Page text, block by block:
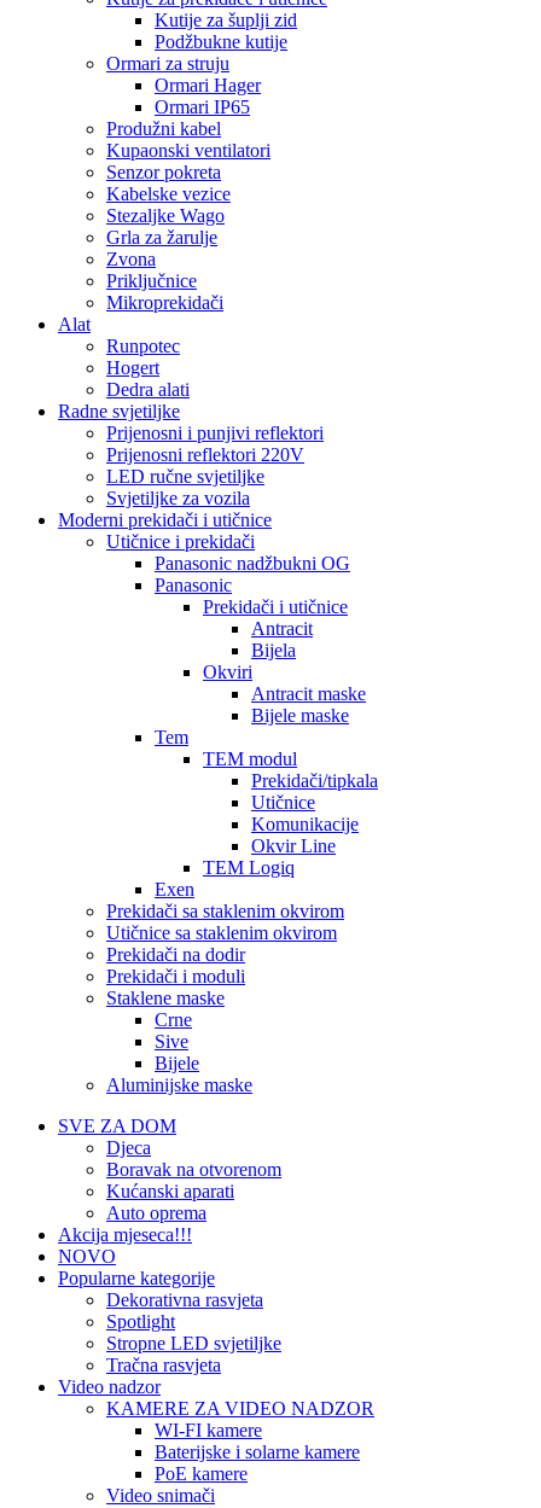
Kutije za šuplji zid
Podžbukne kutije
Ormari za struju
Ormari Hager
Ormari IP65
Produžni kabel
Kupaonski ventilatori
Senzor pokreta
Kabelske vezice
Stezaljke Wago
Grla za žarulje
Zvona
Priključnice
Mikroprekidači
Alat
Runpotec
Hogert
Dedra alati
Radne svjetiljke
Prijenosni i punjivi reflektori
Prijenosni reflektori 220V
LED ručne svjetiljke
Svjetiljke za vozila
Moderni prekidači i utičnice
Utičnice i prekidači
Panasonic nadžbukni OG
Panasonic
Prekidači i utičnice
Antracit
Bijela
Okviri
Antracit maske
Bijele maske
Tem
TEM modul
Prekidači/tipkala
Utičnice
Komunikacije
Okvir Line
TEM Logiq
Exen
Prekidači sa staklenim okvirom
Utičnice sa staklenim okvirom
Prekidači na dodir
Prekidači i moduli
Staklene maske
Crne
Sive
Bijele
Aluminijske maske
SVE ZA DOM
Djeca
Boravak na otvorenom
Kućanski aparati
Auto oprema
Akcija mjeseca!!!
NOVO
Popularne kategorije
Dekorativna rasvjeta
Spotlight
Stropne LED svjetiljke
Tračna rasvjeta
Video nadzor
KAMERE ZA VIDEO NADZOR
WI-FI kamere
Baterijske i solarne kamere
PoE kamere
Video snimači